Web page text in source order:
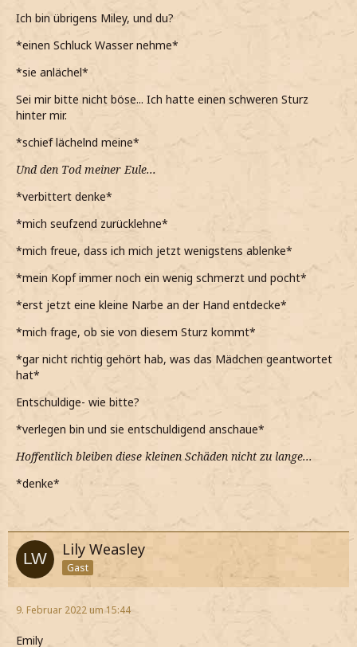
Ich bin übrigens Miley, und du?
*einen Schluck Wasser nehme*
*sie anlächel*
Sei mir bitte nicht böse... Ich hatte einen schweren Sturz
hinter mir.
*schief lächelnd meine*
Und den Tod meiner Eule...
*verbittert denke*
*mich seufzend zurücklehne*
*mich freue, dass ich mich jetzt wenigstens ablenke*
*mein Kopf immer noch ein wenig schmerzt und pocht*
*erst jetzt eine kleine Narbe an der Hand entdecke*
*mich frage, ob sie von diesem Sturz kommt*
*gar nicht richtig gehört hab, was das Mädchen geantwortet
hat*
Entschuldige- wie bitte?
*verlegen bin und sie entschuldigend anschaue*
Hoffentlich bleiben diese kleinen Schäden nicht zu lange...
*denke*
Lily Weasley
Gast
9. Februar 2022 um 15:44
Emily